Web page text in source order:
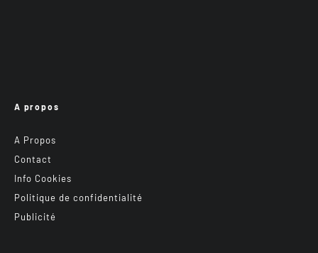
A propos
A Propos
Contact
Info Cookies
Politique de confidentialité
Publicité